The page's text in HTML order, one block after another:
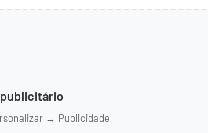
publicitário
→ Publicidade